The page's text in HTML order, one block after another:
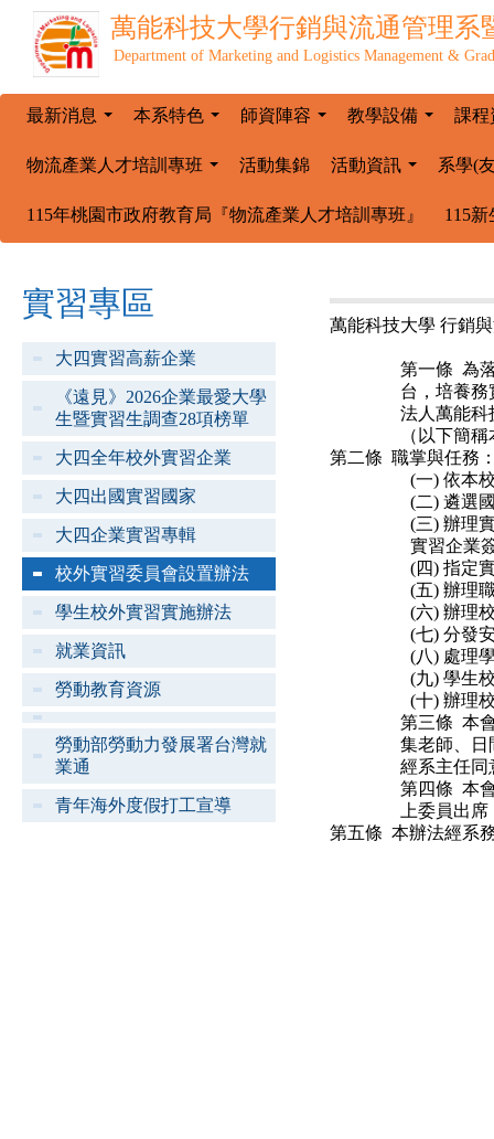
萬能科技大學行銷與流通管理系
Department of Marketing and Logistics Management &
最新消息 本系特色 師資陣容 教學設備 課程
物流產業人才培訓專班 活動集錦 活動資訊 系學(
115年桃園市政府教育局『物流產業人才培訓專班』 115
實習專區
大四實習高薪企業
《遠見》2026企業最愛大學
生暨實習生調查28項榜單
大四全年校外實習企業
大四出國實習國家
大四企業實習專輯
校外實習委員會設置辦法
學生校外實習實施辦法
就業資訊
勞動教育資源
勞動部勞動力發展署台灣就
業通
青年海外度假打工宣導
萬能科技大學 行銷
第一條 為
台，培養
法人萬能科
（以下簡
第二條 職掌與任務
(一) 依本
(二) 遴選
(三) 辦理
實習企業
(四) 指定
(五) 辦理
(六) 辦理
(七) 分發
(八) 處理
(九) 學生
(十) 辦理
第三條 本
集老師、日
經系主任同
第四條 本
上委員出
第五條 本辦法經系